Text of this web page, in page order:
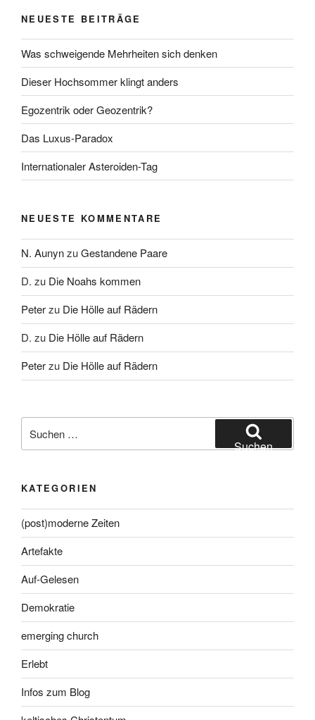
NEUESTE BEITRÄGE
Was schweigende Mehrheiten sich denken
Dieser Hochsommer klingt anders
Egozentrik oder Geozentrik?
Das Luxus-Paradox
Internationaler Asteroiden-Tag
NEUESTE KOMMENTARE
N. AunynzuGestandene Paare
D. zu Die Noahs kommen
Peterzu Die Hölle auf Rädern
D. zu Die Hölle auf Rädern
Peterzu Die Hölle auf Rädern
nach:
Suchen
KATEGORIEN
(post)moderne Zeiten
Artefakte
Auf-Gelesen
Demokratie
emerging church
Erlebt
Infos zum Blog